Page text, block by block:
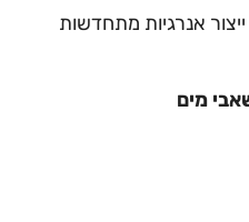
מים